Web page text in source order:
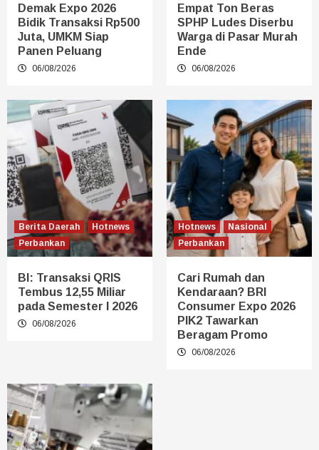
Demak Expo 2026
Bidik Transaksi Rp500
Juta, UMKM Siap
Panen Peluang
06/08/2026
Empat Ton Beras
SPHP Ludes Diserbu
Warga di Pasar Murah
Ende
06/08/2026
Berita Daerah
Hotnews
Perbankan
BI: Transaksi QRIS
Tembus 12,55 Miliar
pada Semester I 2026
06/08/2026
Hotnews
Nasional
Perbankan
Cari Rumah dan
Kendaraan? BRI
Consumer Expo 2026
PIK2 Tawarkan
Beragam Promo
06/08/2026